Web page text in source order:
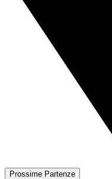
Prossime Partenze